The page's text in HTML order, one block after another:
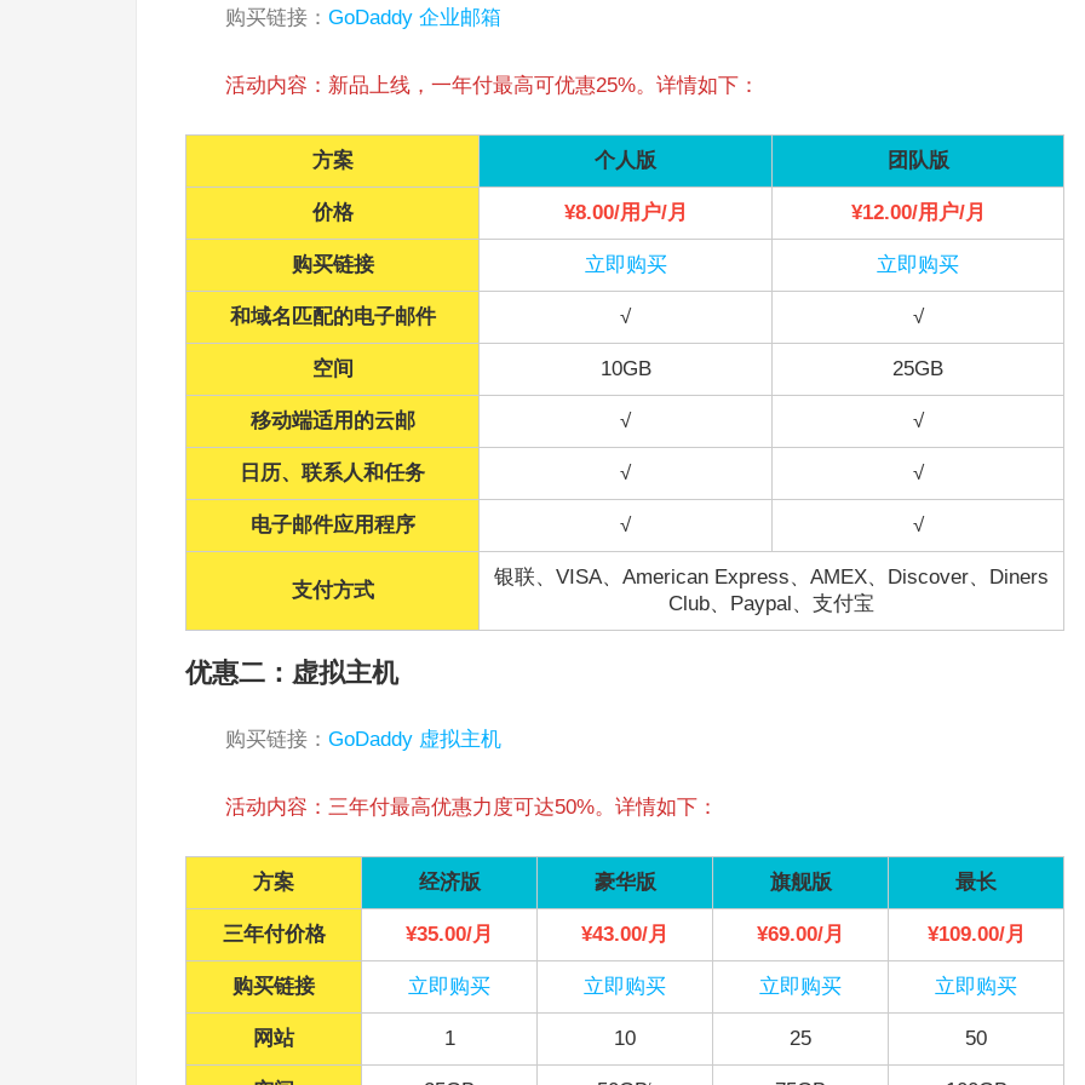
购买链接： GoDaddy 企业邮箱
活动内容：新品上线，一年付最高可优惠25%。详情如下：
方案 个人版 团队版
价格 ¥8.00/用户/月 ¥12.00/用户/月
购买链接 立即购买 立即购买
和域名匹配的电子邮件 √ √
空间 10GB 25GB
移动端适用的云邮 √ √
日历、联系人和任务 √ √
电子邮件应用程序 √ √
支付方式
银联、VISA、American Express、AMEX、Discover、Diners
Club、Paypal、支付宝
优惠二：虚拟主机
购买链接： GoDaddy 虚拟主机
活动内容：三年付最高优惠力度可达50%。详情如下：
方案 经济版 豪华版 旗舰版 最长
三年付价格 ¥35.00/月 ¥43.00/月 ¥69.00/月 ¥109.00/月
购买链接 立即购买 立即购买 立即购买 立即购买
网站 1 10 25 50